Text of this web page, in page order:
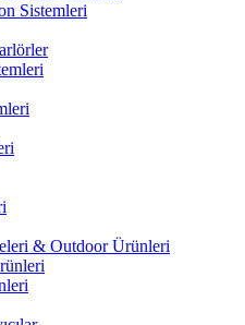
Sistemleri
& Outdoor Ürünleri